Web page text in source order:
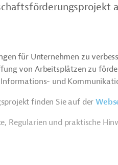
für Unternehmen zu
von Arbeitsplätzen zu
und
finden Sie auf der
Regularien und praktische